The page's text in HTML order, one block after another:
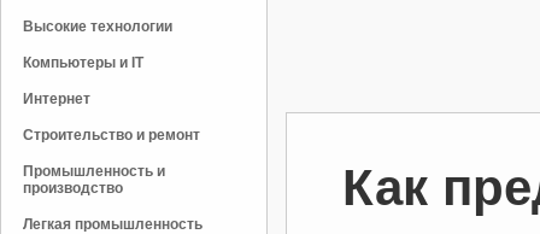
Высокие технологии
Компьютеры и IT
Интернет
Строительство и ремонт
Промышленность и
производство
Легкая промышленность
Как